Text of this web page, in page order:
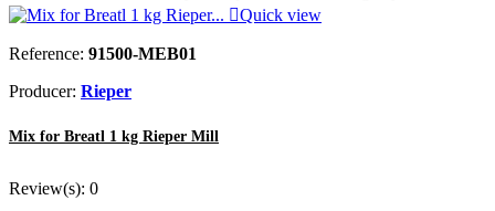
Quick view
Reference: 91500-MEB01
Producer: Rieper
Mix for Breatl 1 kg Rieper Mill
Review(s): 0